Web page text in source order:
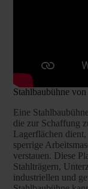
Stahlbaubühne
Eine
die zur Schaffung
Lagerflächen
sperrige
verstauen. Diese
Stahlträgern,
industriellen und